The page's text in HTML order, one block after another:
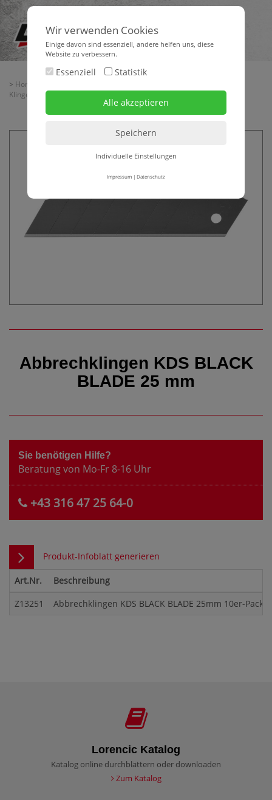
> Home
Klingen
> Abbrechklingen KDS BLACK BLADE 25 mm
Abbrechklingen KDS BLACK
BLADE 25 mm
Sie benötigen Hilfe?
Beratung von Mo-Fr 8-16 Uhr
+43 316 47 25 64-0
Produkt-Infoblatt generieren
Art.Nr.
Beschreibung
Z13251
Abbrechklingen KDS BLACK BLADE 25mm 10er-Pack
Lorencic Katalog
Katalog online durchblättern oder downloaden
Zum Katalog
Wir verwenden Cookies
Einige davon sind essenziell, andere helfen uns, diese
Website zu verbessern.
Essenziell Statistik
Individuelle Einstellungen
Impressum| Datenschutz